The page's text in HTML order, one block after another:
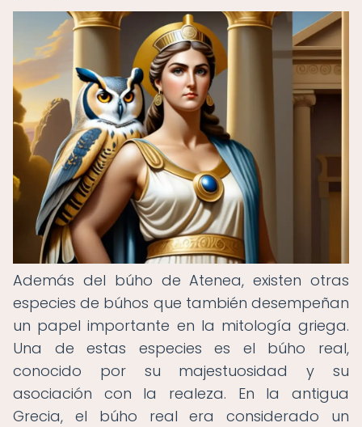
Además del búho de Atenea, existen otras
especies de búhos que también desempeñan
un papel importante en la mitología griega.
Una de estas especies es el búho real,
conocido por su majestuosidad y su
asociación con la realeza. En la antigua
Grecia, el búho real era considerado un